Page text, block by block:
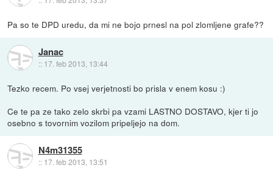
Pa so te DPD uredu, da mi ne bojo prnesl na pol zlomljene grafe??
Janac
:: 17. feb 2013, 13:44
Tezko recem. Po vsej verjetnosti bo prisla v enem kosu :)
Ce te pa ze tako zelo skrbi pa vzami LASTNO DOSTAVO, kjer ti jo
osebno s tovornim vozilom pripeljejo na dom.
N4m31355
:: 17. feb 2013, 13:51